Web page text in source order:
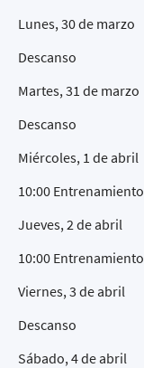
Lunes, 30 de marzo
Descanso
Martes, 31 de marzo
Descanso
Miércoles, 1 de abril
10:00 Entrenamiento
Jueves, 2 de abril
10:00 Entrenamiento
Viernes, 3 de abril
Descanso
Sábado, 4 de abril